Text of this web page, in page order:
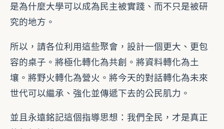
是為什麼大學可以成為民主被實踐、而不只是被研
究的地方。
所以，請各位利用這些聚會，設計一個更大、更包
容的桌子。將極化轉化為共創。將資料轉化為土
壤。將野火轉化為營火。將今天的對話轉化為未來
世代可以繼承、強化並傳遞下去的公民肌力。
並且永遠銘記這個指導思想：我們全民，才是真正